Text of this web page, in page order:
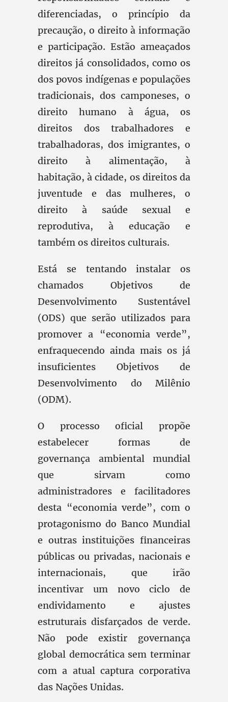
diferenciadas, o princípio da
precaução, o direito à informação
e participação. Estão ameaçados
direitos já consolidados, como os
dos povos indígenas e populações
tradicionais, dos camponeses, o
direito humano à água, os
direitos dos trabalhadores e
trabalhadoras, dos imigrantes, o
direito à alimentação, à
habitação, à cidade, os direitos da
juventude e das mulheres, o
direito à saúde sexual e
reprodutiva, à educação e
também os direitos culturais.
Está se tentando instalar os
chamados Objetivos de
Desenvolvimento Sustentável
(ODS) que serão utilizados para
promover a “economia verde”,
enfraquecendo ainda mais os já
insuficientes Objetivos de
Desenvolvimento do Milênio
(ODM).
O processo oficial propõe
estabelecer formas de
governança ambiental mundial
que sirvam como
administradores e facilitadores
desta “economia verde”, com o
protagonismo do Banco Mundial
e outras instituições financeiras
públicas ou privadas, nacionais e
internacionais, que irão
incentivar um novo ciclo de
endividamento e ajustes
estruturais disfarçados de verde.
Não pode existir governança
global democrática sem terminar
com a atual captura corporativa
das Nações Unidas.